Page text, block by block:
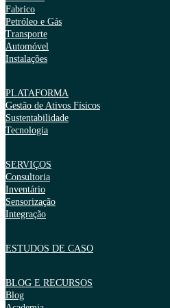
Fabrico
Petróleo e Gás
Transporte
Automóvel
Instalações
PLATAFORMA
Gestão de Ativos Físicos
Sustentabilidade
Tecnologia
SERVIÇOS
Consultoria
Inventário
Sensorização
Integração
ESTUDOS DE CASO
BLOG E RECURSOS
Blog